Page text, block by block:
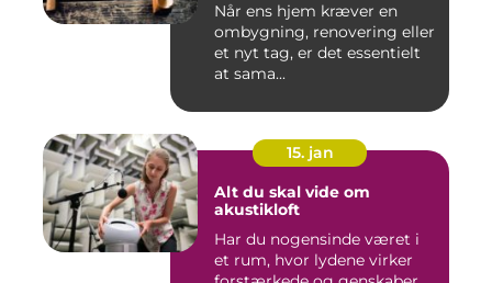
Når ens hjem kræver en
ombygning, renovering eller
et nyt tag, er det essentielt
at sama...
15. jan
Alt du skal vide om
akustikloft
Har du nogensinde været i
et rum, hvor lydene virker